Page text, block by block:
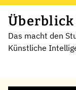
Überblick
Das macht den
Künstliche